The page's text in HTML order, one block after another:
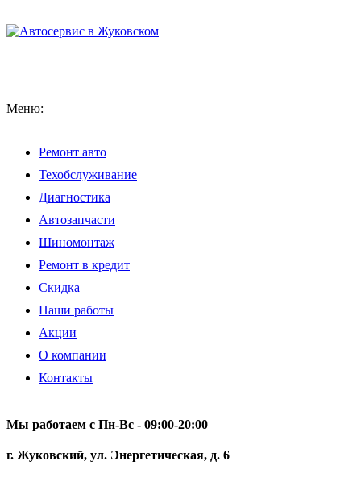
Меню:
Ремонт авто
Техобслуживание
Диагностика
Автозапчасти
Шиномонтаж
Ремонт в кредит
Скидка
Наши работы
Акции
О компании
Контакты
Мы работаем с Пн-Вc - 09:00-20:00
г. Жуковский, ул. Энергетическая, д. 6